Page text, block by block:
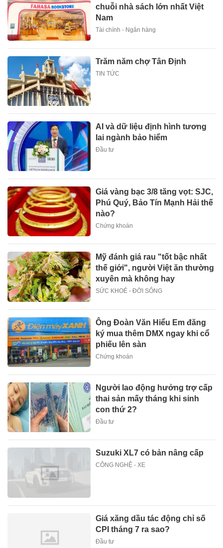
chuỗi nhà sách lớn nhất Việt
Nam
Tài chính - Ngân hàng
Trăm năm chợ Tân Định
TIN TỨC
AI và dữ liệu định hình tương
lai ngành bảo hiểm
Đầu tư
Giá vàng bạc 3/8 tăng vọt: SJC,
Phú Quý, Bảo Tín Mạnh Hải thế
nào?
Chứng khoán
Mỹ đánh giá rau "tốt bậc nhất
thế giới", người Việt ăn thường
xuyên mà không hay
SỨC KHOẺ - ĐỜI SỐNG
Ông Đoàn Văn Hiểu Em đăng
ký mua thêm DMX ngay khi cổ
phiếu lên sàn
Chứng khoán
Người lao động hưởng trợ cấp
thai sản mấy tháng khi sinh
con thứ 2?
Đầu tư
Suzuki XL7 có bản nâng cấp
CÔNG NGHỆ - XE
Giá xăng dầu tác động chỉ số
CPI tháng 7 ra sao?
Đầu tư